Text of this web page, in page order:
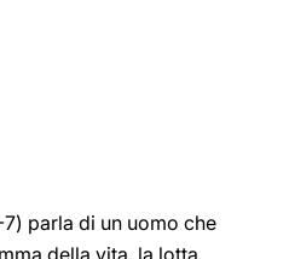
7) parla di un uomo che
della vita, la lotta